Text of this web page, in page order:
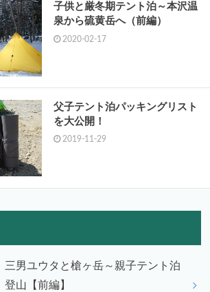
子供と厳冬期テント泊～本沢温
泉から硫黄岳へ（前編）
2020-02-17
父子テント泊パッキングリスト
を大公開！
2019-11-29
三男ユウタと槍ヶ岳～親子テント泊
登山【前編】